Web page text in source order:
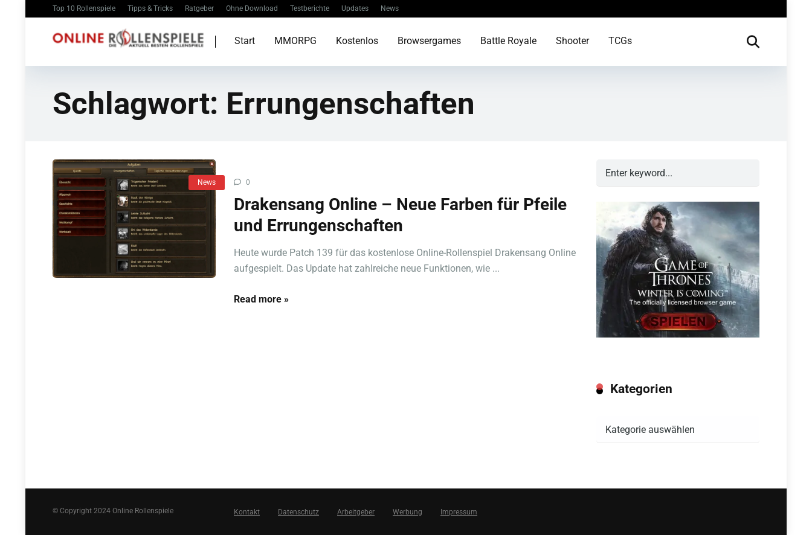
Top 10 Rollenspiele Tipps & Tricks Ratgeber Ohne Download Testberichte Updates News
Start MMORPG Kostenlos Browsergames Battle Royale Shooter TCGs
Schlagwort: Errungenschaften
News 0
Drakensang Online – Neue Farben für Pfeile
und Errungenschaften
Heute wurde Patch 139 für das kostenlose Online-Rollenspiel Drakensang Online
aufgespielt. Das Update hat zahlreiche neue Funktionen, wie ...
Read more »
Kategorien
© Copyright 2024 Online Rollenspiele Kontakt Datenschutz Arbeitgeber Werbung Impressum